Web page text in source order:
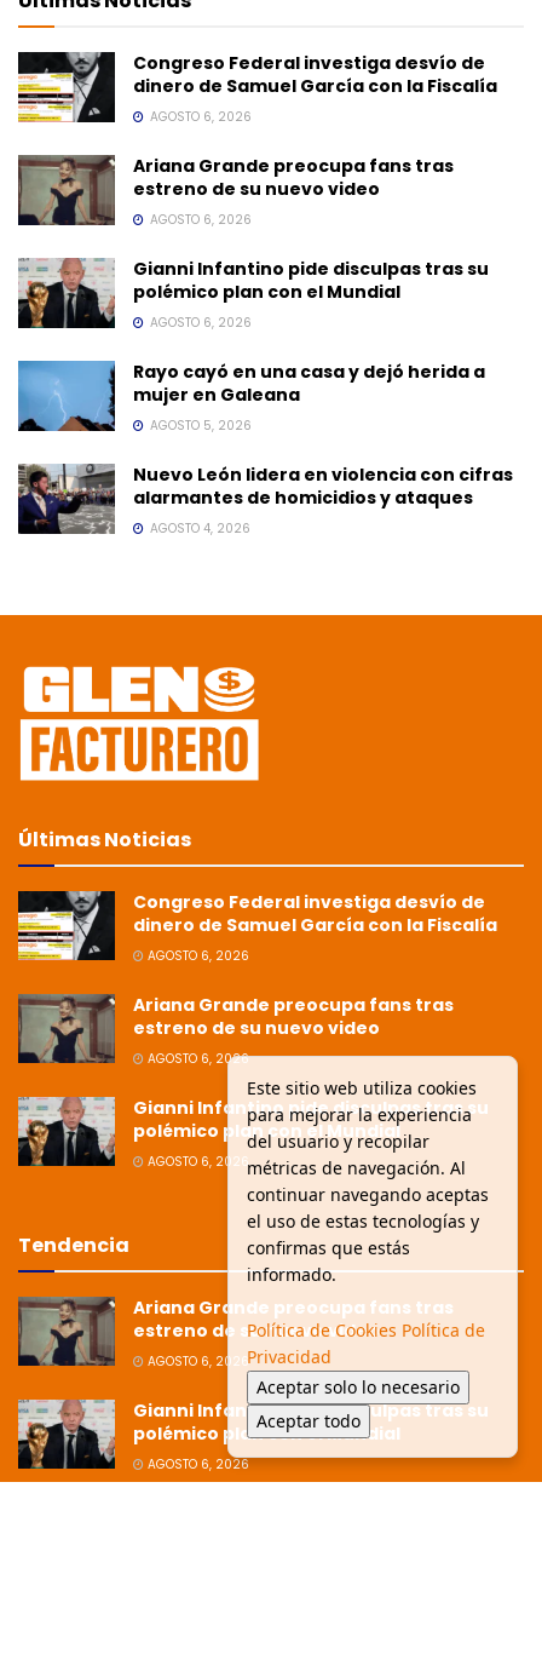
Congreso Federal investiga desvío de
dinero de Samuel García con la Fiscalía
AGOSTO 6, 2026
Ariana Grande preocupa fans tras
estreno de su nuevo video
AGOSTO 6, 2026
Gianni Infantino pide disculpas tras su
polémico plan con el Mundial
AGOSTO 6, 2026
Rayo cayó en una casa y dejó herida a
mujer en Galeana
AGOSTO 5, 2026
Nuevo León lidera en violencia con cifras
alarmantes de homicidios y ataques
AGOSTO 4, 2026
Últimas Noticias
Congreso Federal investiga desvío de
dinero de Samuel García con la Fiscalía
AGOSTO 6, 2026
Ariana Grande preocupa fans tras
estreno de su nuevo video
AGOSTO 6, 2026
Gianni Infantino pide disculpas tras su
polémico plan con el Mundial
AGOSTO 6, 2026
Tendencia
Ariana Grande preocupa fans tras
estreno de su nuevo video
AGOSTO 6, 2026
Gianni Infantino pide disculpas tras su
polémico plan con el Mundial
AGOSTO 6, 2026
Este sitio web utiliza cookies
para mejorar la experiencia
del usuario y recopilar
métricas de navegación. Al
continuar navegando aceptas
el uso de estas tecnologías y
confirmas que estás
informado.
Política de Cookies Política de
Privacidad
Aceptar solo lo necesario
Aceptar todo